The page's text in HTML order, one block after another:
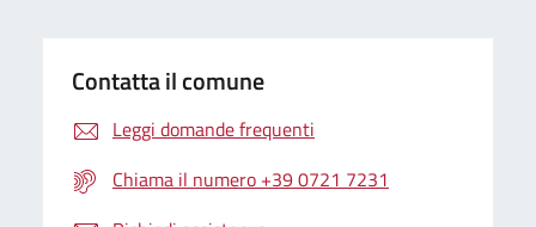
Contatta il comune
Leggi domande frequenti
Chiama il numero +39 0721 7231